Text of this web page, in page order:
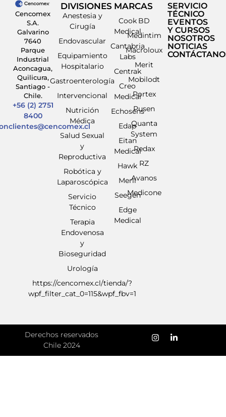
Cencomex
S.A.
Galvarino
7640
Parque
Industrial
Aconcagua,
Quilicura,
Santiago -
Chile.
+56 (2) 2751
8400
DIVISIONES
Anestesia y
Cirugía
Endovascular
Equipamiento
Hospitalario
Gastroenterología
Intervencional
Nutrición
Médica
Salud Sexual
y
Reproductiva
Robótica y
Laparoscópica
Servicio
Técnico
Terapia
Endovenosa
y
Bioseguridad
Urología
https://cencomex.cl/tienda/?
wpf_filter_cat_0=115&wpf_fbv=1
MARCAS
Cook
Medical
Cantabria
Labs
Centrak
Creo
Medical
Echosens
Edap
Eitan
Medical
Hawk
Meril
Seegen
Edge
Medical
BD
Medintim
Macroloux
Merit
Mobilodt
Portex
Pusen
Quanta
System
Redax
RZ
Avanos
Medicone
SERVICIO
TÉCNICO
EVENTOS
Y CURSOS
NOSOTROS
NOTICIAS
Derechos reservados
Chile 2024